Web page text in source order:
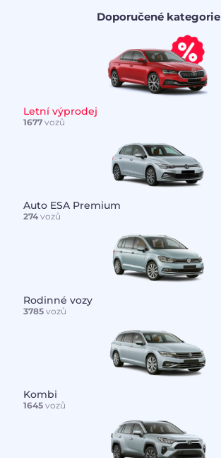
Doporučené kategorie
Letní výprodej
1677vozů
Auto ESA Premium
274vozů
Rodinné vozy
3785vozů
Kombi
1645vozů